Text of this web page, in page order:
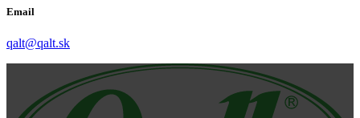
Email
qalt@qalt.sk